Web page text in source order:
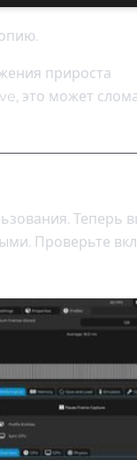
прироста
это может
Теперь
Проверьте